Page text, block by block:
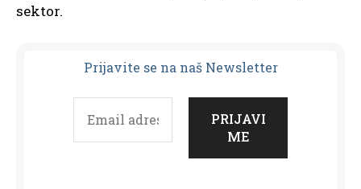
sektor.
Prijavite se na naš Newsletter